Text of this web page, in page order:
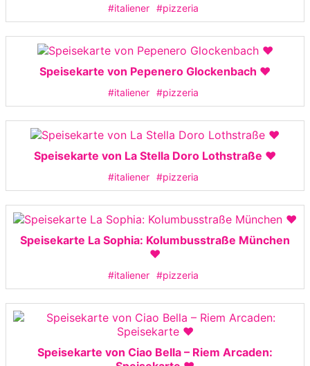
#italiener #pizzeria
Speisekarte von Pepenero Glockenbach ❤️
#italiener #pizzeria
Speisekarte von La Stella Doro Lothstraße ❤️
#italiener #pizzeria
Speisekarte La Sophia: Kolumbusstraße München
❤️
#italiener #pizzeria
Speisekarte von Ciao Bella – Riem Arcaden: